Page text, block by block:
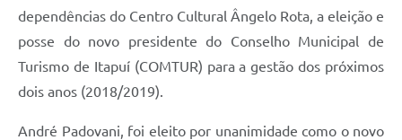
dependências do Centro Cultural Ângelo Rota, a eleição e
posse do novo presidente do Conselho Municipal de
Turismo de Itapuí (COMTUR) para a gestão dos próximos
dois anos (2018/2019).
André Padovani, foi eleito por unanimidade como o novo